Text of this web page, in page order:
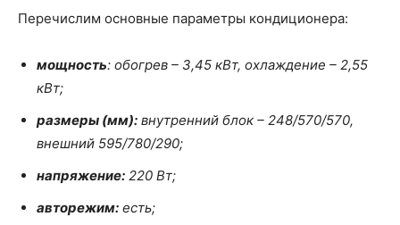
Перечислим основные параметры кондиционера:
мощность: обогрев – 3,45 кВт, охлаждение – 2,55
кВт;
размеры (мм): внутренний блок – 248/570/570,
внешний 595/780/290;
напряжение: 220 Вт;
авторежим: есть;